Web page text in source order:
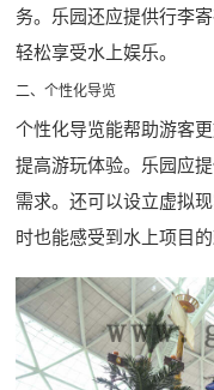
务。乐园还应提供行李
轻松享受水上娱乐。
二、个性化导览
个性化导览能帮助游客
提高游玩体验。乐园应
需求。还可以设立虚拟
时也能感受到水上项目的